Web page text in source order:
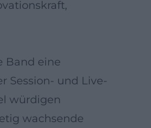
Band eine
Session- und Live-
würdigen
wachsende